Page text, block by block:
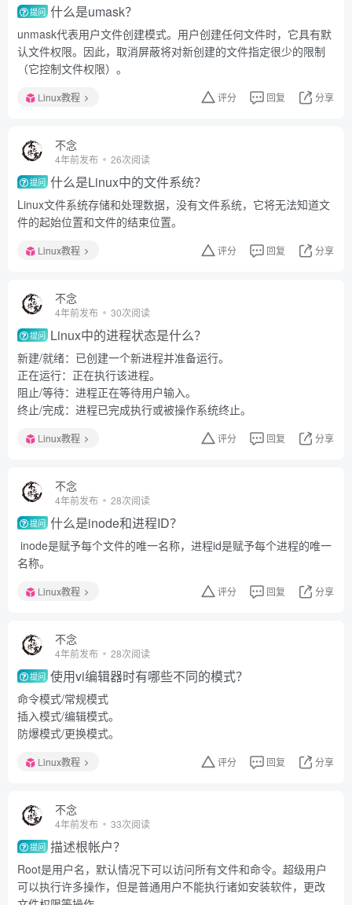
提问 什么是umask？
unmask代表用户文件创建模式。用户创建任何文件时，它具有默
认文件权限。因此，取消屏蔽将对新创建的文件指定很少的限制
（它控制文件权限）。
Linux教程 评分 回复 分享
不念
4年前发布 26次阅读
提问 什么是Linux中的文件系统？
Linux文件系统存储和处理数据，没有文件系统，它将无法知道文
件的起始位置和文件的结束位置。
Linux教程 评分 回复 分享
不念
4年前发布 30次阅读
提问 Linux中的进程状态是什么？
新建/就绪：已创建一个新进程并准备运行。
正在运行：正在执行该进程。
阻止/等待：进程正在等待用户输入。
终止/完成：进程已完成执行或被操作系统终止。
Linux教程 评分 回复 分享
不念
4年前发布 28次阅读
提问 什么是inode和进程ID？
inode是赋予每个文件的唯一名称，进程id是赋予每个进程的唯一
名称。
Linux教程 评分 回复 分享
不念
4年前发布 28次阅读
提问 使用vi编辑器时有哪些不同的模式？
命令模式/常规模式
插入模式/编辑模式。
防爆模式/更换模式。
Linux教程 评分 回复 分享
不念
4年前发布 33次阅读
提问 描述根帐户？
Root是用户名，默认情况下可以访问所有文件和命令。超级用户
可以执行许多操作，但是普通用户不能执行诸如安装软件，更改